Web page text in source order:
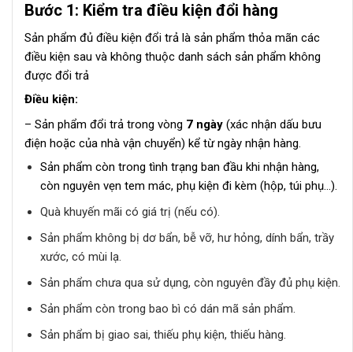
Bước 1: Kiểm tra điều kiện đổi hàng
Sản phẩm đủ điều kiện đổi trả là sản phẩm thỏa mãn các
điều kiện sau và không thuộc danh sách sản phẩm không
được đổi trả
Điều kiện:
– Sản phẩm đổi trả trong vòng 7 ngày (xác nhận dấu bưu
điện hoặc của nhà vận chuyển) kể từ ngày nhận hàng.
Sản phẩm còn trong tình trạng ban đầu khi nhận hàng,
còn nguyên vẹn tem mác, phụ kiện đi kèm (hộp, túi phụ…).
Quà khuyến mãi có giá trị (nếu có).
Sản phẩm không bị dơ bẩn, bễ vỡ, hư hỏng, dính bẩn, trầy
xước, có mùi lạ.
Sản phẩm chưa qua sử dụng, còn nguyên đầy đủ phụ kiện.
Sản phẩm còn trong bao bì có dán mã sản phẩm.
Sản phẩm bị giao sai, thiếu phụ kiện, thiếu hàng.